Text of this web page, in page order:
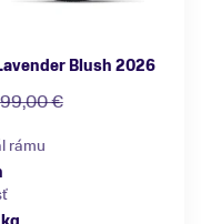
Blush 2026
€
rámu